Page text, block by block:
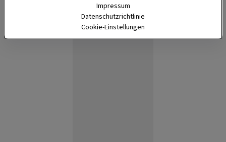
Anzeige
Impressum
Datenschutzrichtlinie
Cookie-Einstellungen